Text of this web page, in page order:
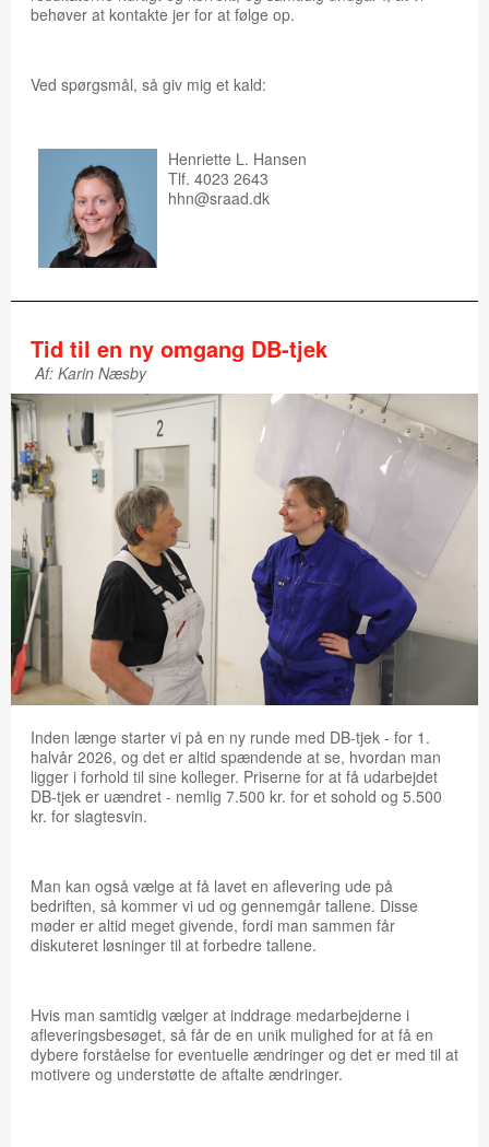
behøver at kontakte jer for at følge op.​
Ved spørgsmål, så giv mig et kald:
Henriette L. Hansen
Tlf. 4023 2643
hhn@sraad.dk
Tid til en ny omgang DB-tjek
Af: Karin Næsby
Inden længe starter vi på en ny runde med DB-tjek - for 1.
halvår 2026, og det er altid spændende at se, hvordan man
ligger i forhold til sine kolleger. Priserne for at få udarbejdet
DB-tjek er uændret - nemlig 7.500 kr. for et sohold og 5.500
kr. for slagtesvin.
Man kan også vælge at få lavet en aflevering ude på
bedriften, så kommer vi ud og gennemgår tallene. Disse
møder er altid meget givende, fordi man sammen får
diskuteret løsninger til at forbedre tallene.
Hvis man samtidig vælger at inddrage medarbejderne i
afleveringsbesøget, så får de en unik mulighed for at få en
dybere forståelse for eventuelle ændringer og det er med til at
motivere og understøtte de aftalte ændringer.